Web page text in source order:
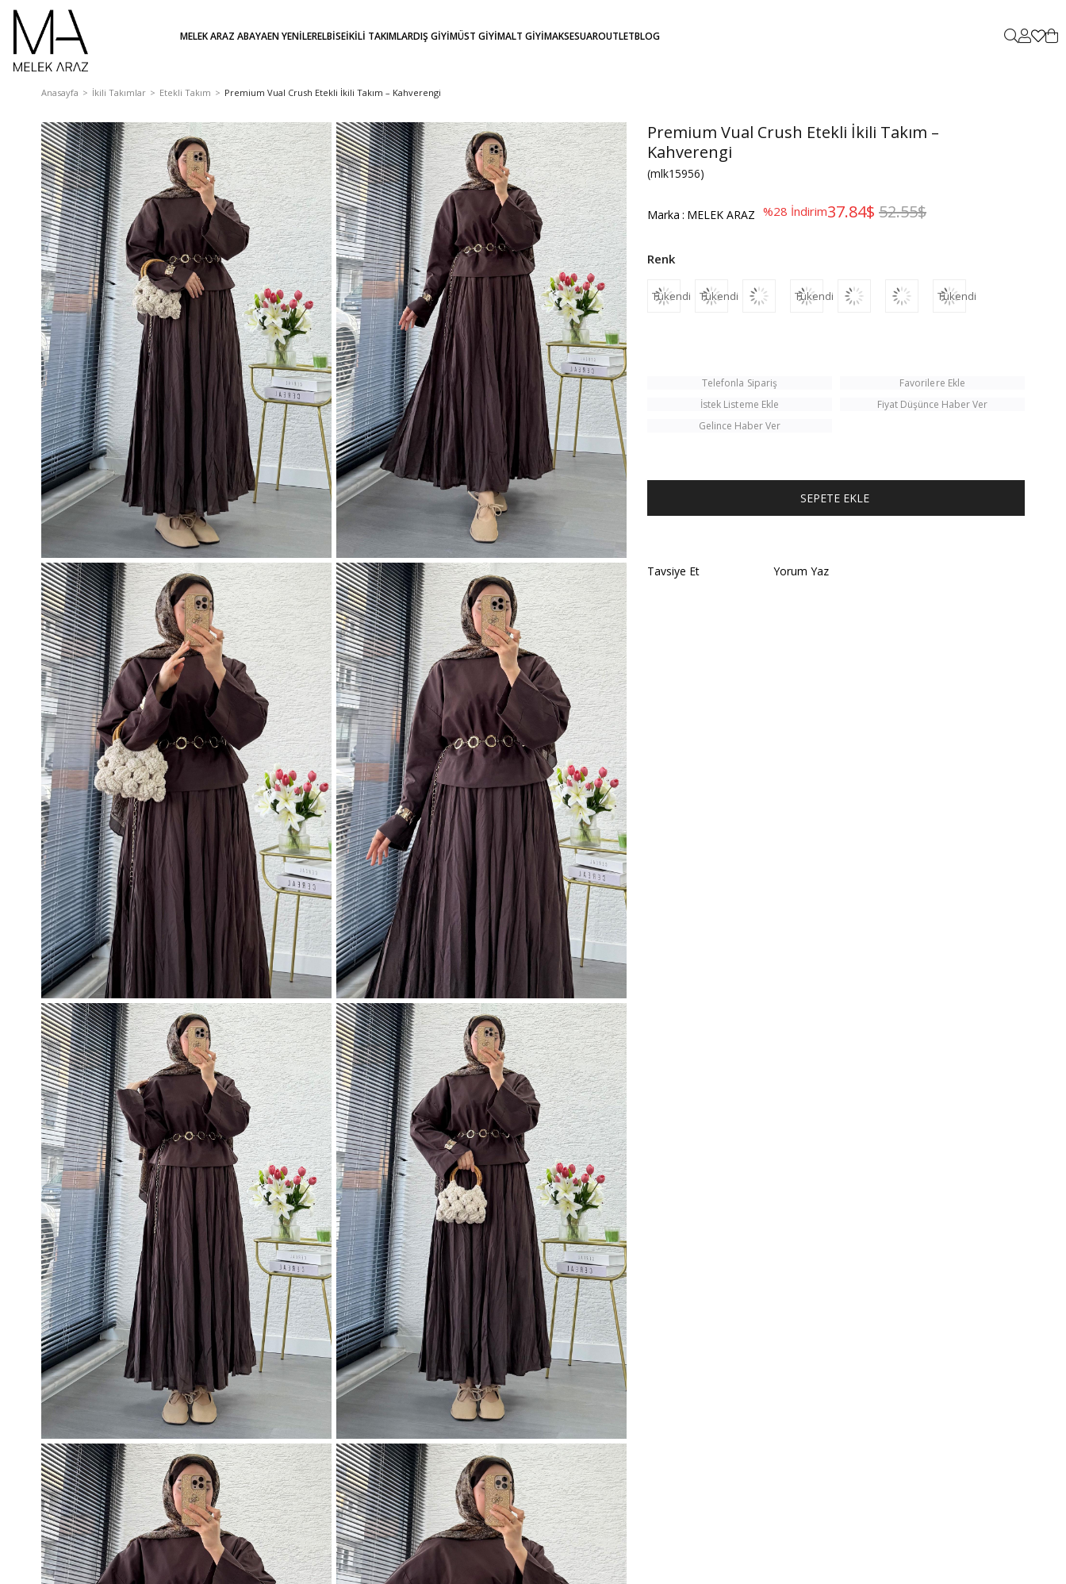
MELEK ARAZ ABAYAEN YENİLERELBİSEİKİLİ TAKIMLARDIŞ GİYİMÜST GİYİMALT GİYİMAKSESUAROUTLETBLOG
Anasayfa İkili Takımlar Etekli Takım Premium Vual Crush Etekli İkili Takım – Kahverengi
Premium Vual Crush Etekli İkili Takım –
Kahverengi
(mlk15956)
Marka : MELEK ARAZ %28 İndirim 52.55$
37.84$
Tükendi Tükendi Tükendi Tükendi
Telefonla Sipariş
Favorilere Ekle
İstek Listeme Ekle
Fiyat Düşünce Haber Ver
Gelince Haber Ver
Tavsiye Et
Yorum Yaz